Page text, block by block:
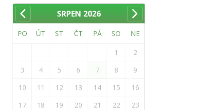
SRPEN 2026
PO ÚT ST ČT PÁ SO NE
1
2
3
4 5 6 7 8
9
10
11 12 13 14 15
16
17
18 19 20 21 22
23